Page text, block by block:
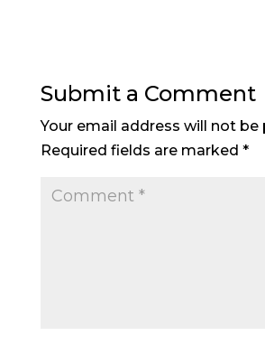
Submit a Comment
Your email address will not be
Required fields are marked *